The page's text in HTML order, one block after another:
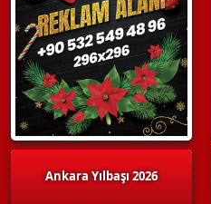
Ankara Yılbaşı 2026